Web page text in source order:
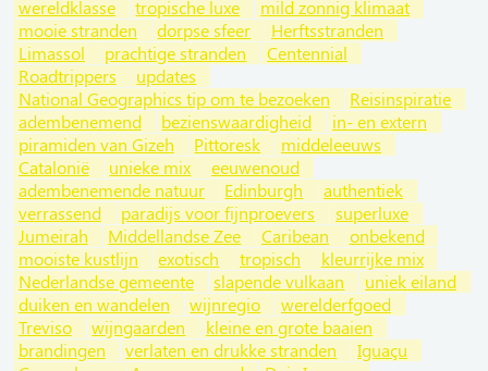
wereldklasse
tropische luxe
mild zonnig klimaat
mooie stranden
dorpse sfeer
Herftsstranden
Limassol
prachtige stranden
Centennial
Roadtrippers
updates
National Geographics tip om te bezoeken
Reisinspiratie
adembenemend
bezienswaardigheid
in- en extern
piramiden van Gizeh
Pittoresk
middeleeuws
Catalonië
unieke mix
eeuwenoud
adembenemende natuur
Edinburgh
authentiek
verrassend
paradijs voor fijnproevers
superluxe
Jumeirah
Middellandse Zee Caribean
onbekend
mooiste kustlijn
exotisch tropisch
kleurrijke mix
Nederlandse gemeente
slapende vulkaan
uniek eiland
duiken en wandelen
wijnregio
werelderfgoed
Treviso
wijngaarden
kleine en grote baaien
brandingen
verlaten en drukke stranden
Iguaçu